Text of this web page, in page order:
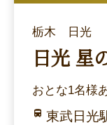
栃木 日光
日光 星
おとな1名様
東武日光